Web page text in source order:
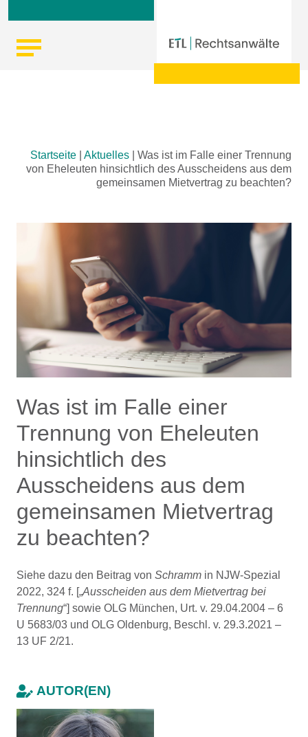
content
Startseite Aktuelles
Was ist im Falle einer Trennung
von Eheleuten hinsichtlich des Ausscheidens aus dem
gemeinsamen Mietvertrag zu beachten?
Was ist im Falle einer
Trennung von Eheleuten
hinsichtlich des
Ausscheidens aus dem
gemeinsamen Mietvertrag
zu beachten?
Siehe dazu den Beitrag von Schramm in NJW-Spezial
2022, 324 f. [„Ausscheiden aus dem Mietvertrag bei
Trennung“] sowie OLG München, Urt. v. 29.04.2004 – 6
U 5683/03 und OLG Oldenburg, Beschl. v. 29.3.2021 –
13 UF 2/21.
AUTOR(EN)